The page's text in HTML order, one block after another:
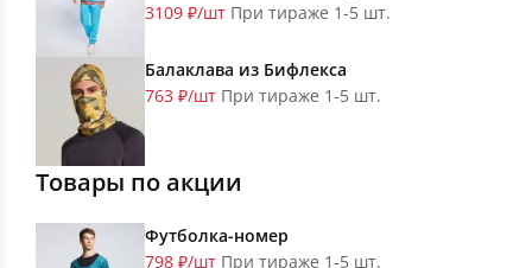
3109 ₽/шт При тираже 1-5 шт.
Балаклава из Бифлекса
763 ₽/шт При тираже 1-5 шт.
Товары по акции
Футболка-номер
798 ₽/шт При тираже 1-5 шт.